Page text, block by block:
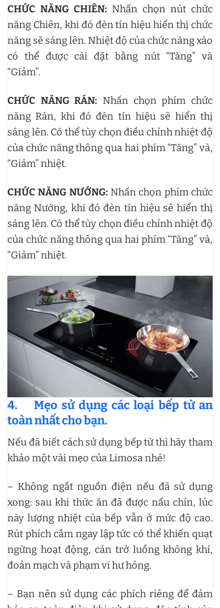
CHỨC NĂNG CHIÊN: Nhấn chọn nút chức
năng Chiên, khi đó đèn tín hiệu hiển thị chức
năng sẽ sáng lên. Nhiệt độ của chức năng xào
có thể được cài đặt bằng nút “Tăng” và
“Giảm”.
CHỨC NĂNG RÁN: Nhấn chọn phím chức
năng Rán, khi đó đèn tín hiệu sẽ hiển thị
sáng lên. Có thể tùy chọn điều chỉnh nhiệt độ
của chức năng thông qua hai phím “Tăng” và,
“Giảm” nhiệt.
CHỨC NĂNG NƯỚNG: Nhấn chọn phím chức
năng Nướng, khi đó đèn tín hiệu sẽ hiển thị
sáng lên. Có thể tùy chọn điều chỉnh nhiệt độ
của chức năng thông qua hai phím “Tăng” và,
“Giảm” nhiệt.
4.
Mẹo sử dụng các loại bếp từ an
toàn nhất cho bạn.
Nếu đã biết cách sử dụng bếp từ thì hãy tham
khảo một vài mẹo của Limosa nhé!
– Không ngắt nguồn điện nếu đã sử dụng
xong: sau khi thức ăn đã được nấu chín, lúc
này lượng nhiệt của bếp vẫn ở mức độ cao.
Rút phích cắm ngay lập tức có thể khiến quạt
ngừng hoạt động, cản trở luồng không khí,
đoản mạch và phạm vi hư hỏng.
– Bạn nên sử dụng các phích riêng để đảm